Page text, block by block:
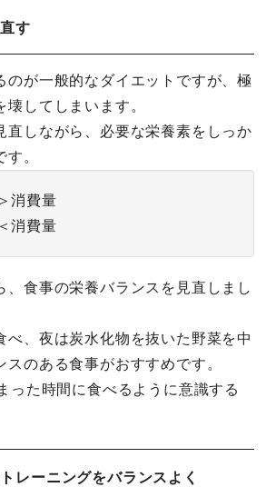
す
のが一般的なダイエットですが、極
してしまいます。
直しながら、必要な栄養素をしっか
。
消費量
消費量
、食事の栄養バランスを見直しまし
べ、夜は炭水化物を抜いた野菜を中
のある食事がおすすめです。
った時間に食べるように意識する
レーニングをバランスよく